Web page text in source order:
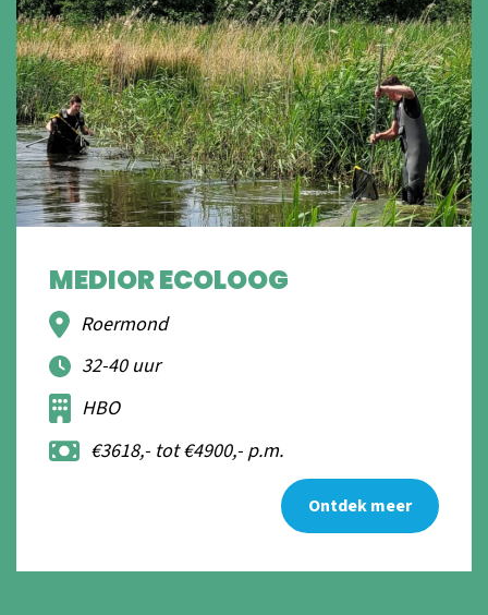
MEDIOR ECOLOOG
Roermond
32-40 uur
HBO
€3618,- tot €4900,- p.m.
Ontdek meer